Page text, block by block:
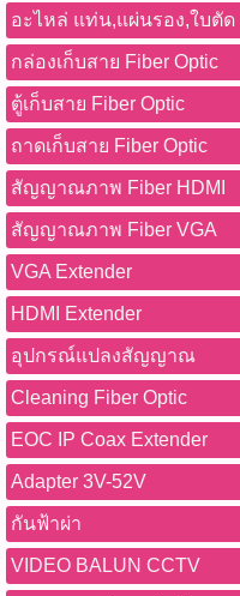
อะไหล่ แท่น,แผ่นรอง,ใบตัด
กล่องเก็บสาย Fiber Optic
ตู้เก็บสาย Fiber Optic
ถาดเก็บสาย Fiber Optic
สัญญาณภาพ Fiber HDMI
สัญญาณภาพ Fiber VGA
VGA Extender
HDMI Extender
อุปกรณ์แปลงสัญญาณ
Cleaning Fiber Optic
EOC IP Coax Extender
Adapter 3V-52V
กันฟ้าผ่า
VIDEO BALUN CCTV